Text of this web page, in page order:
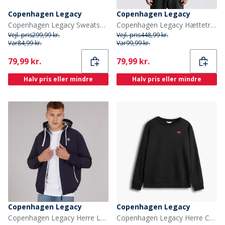
Copenhagen Legacy
Copenhagen Legacy Sweatshirt Grøn
Vejl. pris299,99 kr.
Var84,99 kr.
Current
79,99 kr.
Halv pris eller mindre
Copenhagen Legacy
Copenhagen Legacy Hættetrøje Antracit
Vejl. pris448,99 kr.
Var99,99 kr.
Current
79,99 kr.
Halv pris eller mindre
Copenhagen Legacy
Copenhagen Legacy Herre Lette jakker Flade
Copenhagen Legacy
Copenhagen Legacy Herre Crew Hjerte print sweatshirt Sort